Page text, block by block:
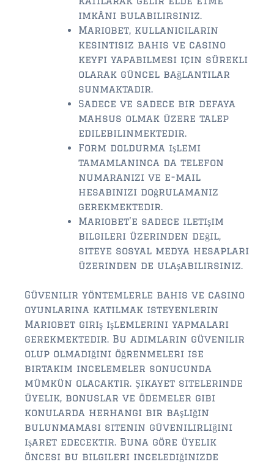
imkânı bulabilirsiniz.
Mariobet, kullanıcıların
kesintisiz bahis ve casino
keyfi yapabilmesi için sürekli
olarak güncel bağlantılar
sunmaktadır.
Sadece ve sadece bir defaya
mahsus olmak üzere talep
edilebilinmektedir.
Form doldurma işlemi
tamamlanınca da telefon
numaranızı ve e-mail
hesabınızı doğrulamanız
gerekmektedir.
Mariobet’e sadece iletişim
bilgileri üzerinden değil,
siteye sosyal medya hesapları
üzerinden de ulaşabilirsiniz.
Güvenilir yöntemlerle bahis ve casino
oyunlarına katılmak isteyenlerin
Mariobet giriş işlemlerini yapmaları
gerekmektedir. Bu adımların güvenilir
olup olmadığını öğrenmeleri ise
birtakım incelemeler sonucunda
mümkün olacaktır. Şikayet sitelerinde
üyelik, bonuslar ve ödemeler gibi
konularda herhangi bir başlığın
bulunmaması sitenin güvenilirliğini
işaret edecektir. Buna göre üyelik
öncesi bu bilgileri incelediğinizde